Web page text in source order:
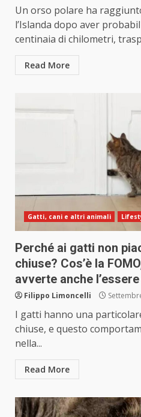
Un orso polare ha
l’Islanda dopo aver
centinaia di chilometri,
Read More
Gatti, cani e altri animali
Perché ai gatti non
chiuse? Cos’è la
avverte anche
Filippo Limoncelli
I gatti hanno una
chiuse, e questo
nella...
Read More